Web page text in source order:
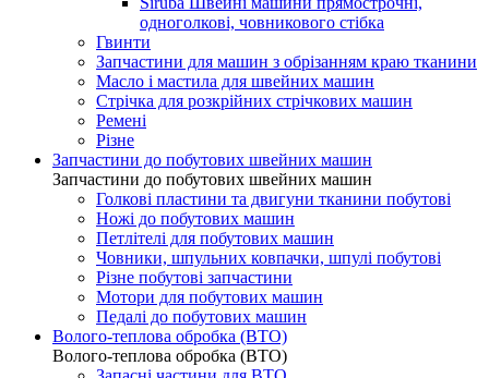
одноголкові, човникового стібка
Гвинти
Запчастини для машин з обрізанням краю тканини
Масло і мастила для швейних машин
Стрічка для розкрійних стрічкових машин
Ремені
Різне
Запчастини до побутових швейних машин
Запчастини до побутових швейних машин
Голкові пластини та двигуни тканини побутові
Ножі до побутових машин
Петлітелі для побутових машин
Човники, шпульних ковпачки, шпулі побутові
Різне побутові запчастини
Мотори для побутових машин
Педалі до побутових машин
Волого-теплова обробка (ВТО)
Волого-теплова обробка (ВТО)